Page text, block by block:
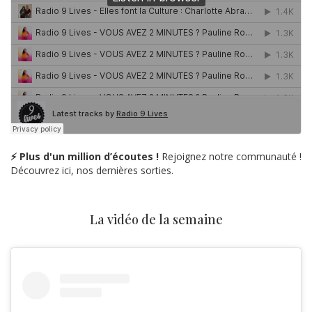
⚡ Plus d'un million d’écoutes ! Rejoignez notre communauté !
Découvrez ici, nos dernières sorties.
La vidéo de la semaine